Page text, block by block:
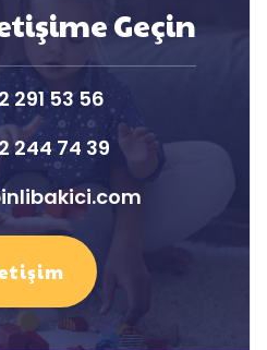
Geçin
291 53 56
244 74 39